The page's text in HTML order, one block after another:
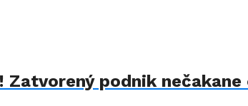
Zatvorený podnik